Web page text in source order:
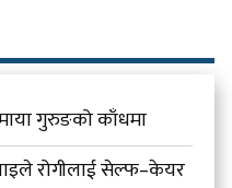
गुरुङको काँधमा
रोगीलाई सेल्फ–केयर